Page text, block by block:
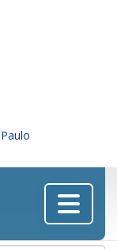
Menu